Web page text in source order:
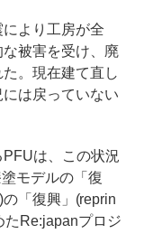
より工房が全
被害を受け、廃
。現在建て直し
は戻っていない
は、この状況
モデルの「復
「復興」(reprin
たRe:japanプロジ